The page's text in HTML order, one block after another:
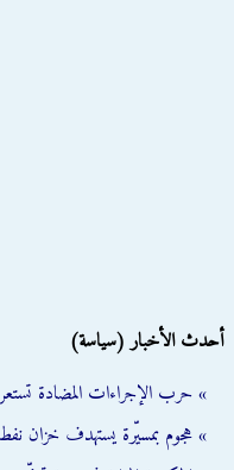
أحدث الأخبار (سياسة)
» حرب الإجراءات المضادة تستعر
» هجوم بمسيّرة يستهدف خزان